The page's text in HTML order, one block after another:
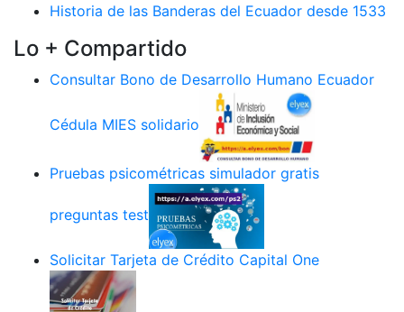
Historia de las Banderas del Ecuador desde 1533
Lo + Compartido
Consultar Bono de Desarrollo Humano Ecuador
Cédula MIES solidario
Pruebas psicométricas simulador gratis
preguntas test
Solicitar Tarjeta de Crédito Capital One